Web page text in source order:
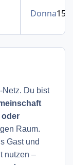
Donna15.
Du bist
oder
Raum.
Gast und
nutzen –